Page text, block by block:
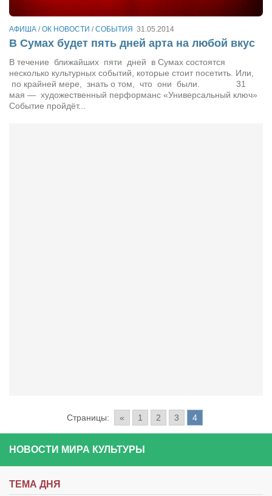
Художники
Надія Белокур
Леонтий Костур
Римма Миленкова
Конкурс «Колибри» 2013
Афиша Киев
АФИША /ОК НОВОСТИ /СОБЫТИЯ 31.05.2014
В Сумах будет пять дней арта на любой вкус
В течение ближайших пяти дней в Сумах состоятся
несколько культурных событий, которые стоит посетить. Или,
по крайней мере, знать о том, что они были. 31
мая — художественный перформанс «Универсальный ключ»
Событие пройдёт...
Страницы: « 1 2 3 4
НОВОСТИ МИРА КУЛЬТУРЫ
ТЕМА ДНЯ